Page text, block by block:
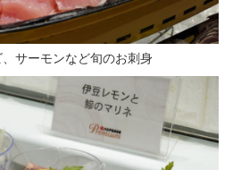
サーモンなど旬のお刺身